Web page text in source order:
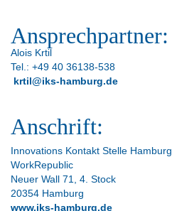
Ansprechpartner:
Alois Krtil
Tel.: +49 40 36138-538
krtil@iks-hamburg.de
Anschrift:
Innovations Kontakt Stelle Hamburg
WorkRepublic
Neuer Wall 71, 4. Stock
20354 Hamburg
www.iks-hamburg.de